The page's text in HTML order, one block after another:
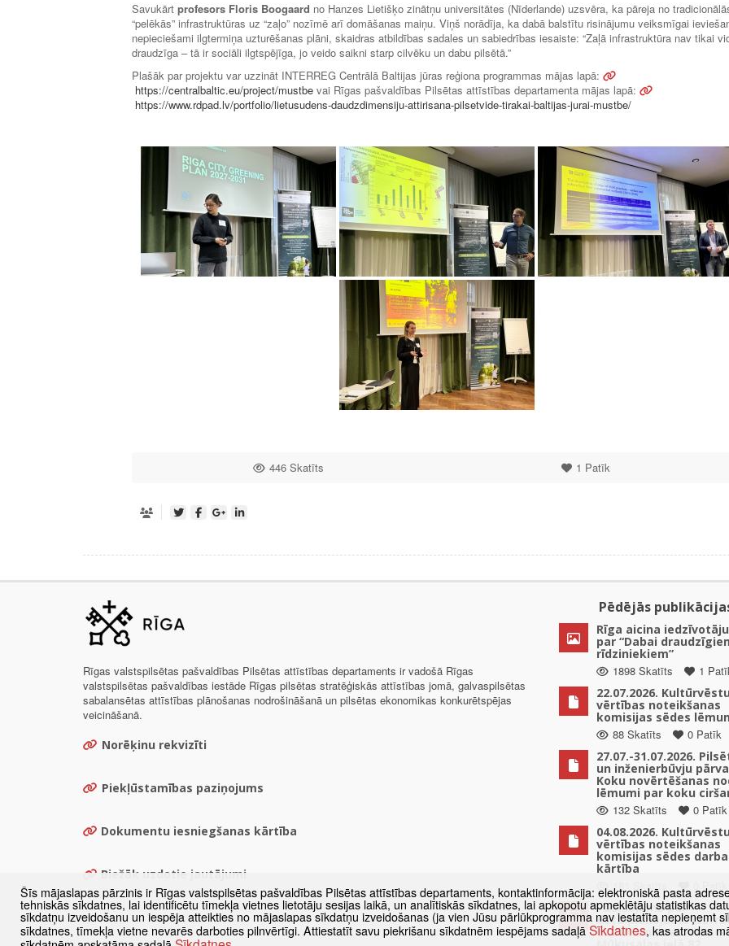
Savukārt profesors Floris Boogaard no Hanzes Lietišķo zinātņu universitātes (Nīderlande) uzsvēra, ka pāreja no
“pelēkās” infrastruktūras uz “zaļo” nozīmē arī domāšanas maiņu. Viņš norādīja, ka dabā balstītu risinājumu veiksmīgai
nepieciešami ilgtermiņa uzturēšanas plāni, skaidras atbildības sadales un sabiedrības iesaiste: “Zaļā infrastruktūra nav tikai
draudzīga – tā ir sociāli ilgtspējīga, jo veido saikni starp cilvēku un dabu pilsētā.”
Plašāk par projektu var uzzināt INTERREG Centrālā Baltijas jūras reģiona programmas mājas lapā:
https://centralbaltic.eu/project/mustbe vai Rīgas pašvaldības Pilsētas attīstības departamenta mājas lapā:
https://www.rdpad.lv/portfolio/lietusudens-daudzdimensiju-attirisana-pilsetvide-tirakai-baltijas-jurai-mustbe/
1 Patīk
446 Skatīts
Rīgas valstspilsētas pašvaldības Pilsētas attīstības departaments ir vadošā Rīgas
valstspilsētas pašvaldības iestāde Rīgas pilsētas stratēģiskās attīstības jomā, galvaspilsētas
sabalansētas attīstības plānošanas nodrošināšanā un pilsētas ekonomikas konkurētspējas
veicināšanā.
Norēķinu rekvizīti
Piekļūstamības paziņojums
Dokumentu iesniegšanas kārtība
Biežāk uzdotie jautājumi
Pēdējās
Rīga aicina
par “Dabai
rīdziniekiem”
1898 Skatīts
1
22.07.2026.
vērtības noteikšanas
komisijas sēdes
88 Skatīts
0 Patīk
27.07.-31.07.2026.
un inženierbūvju
Koku novērtēšanas
lēmumi par koku
132 Skatīts
0 Patīk
04.08.2026.
vērtības noteikšanas
komisijas sēdes darba
kārtība
181 Skatīts
0 Patīk
Paziņojums par
detālplānojuma
uzsākšanu zemes
Šīs mājaslapas pārzinis ir Rīgas valstspilsētas pašvaldības Pilsētas attīstības departaments, kontaktinformācija: elektroniskā pasta
tehniskās sīkdatnes, lai identificētu tīmekļa vietnes lietotāju sesijas laikā, un analītiskās sīkdatnes, lai apkopotu apmeklētāju statistikas
sīkdatņu izveidošanu un iespēja atteikties no mājaslapas sīkdatņu izveidošanas (ja vien Jūsu pārlūkprogramma nav iestatīta nepieņemt
sīkdatnes, tīmekļa vietne nevarēs darboties pilnvērtīgi. Attiestatīt savu piekrišanu sīkdatnēm iespējams sadaļā Sīkdatnes, kas atrodas